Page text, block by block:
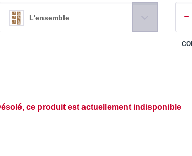
L'ensemble
ce produit est actuellement indisponible